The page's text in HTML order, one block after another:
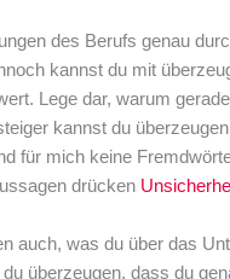
des Berufs genau
kannst du mit
Lege dar, warum
kannst du
für mich keine
drücken
auch, was du über das
überzeugen, dass du